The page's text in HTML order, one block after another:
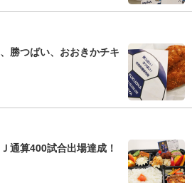
勝つばい、おおきかチキ
通算400試合出場達成！